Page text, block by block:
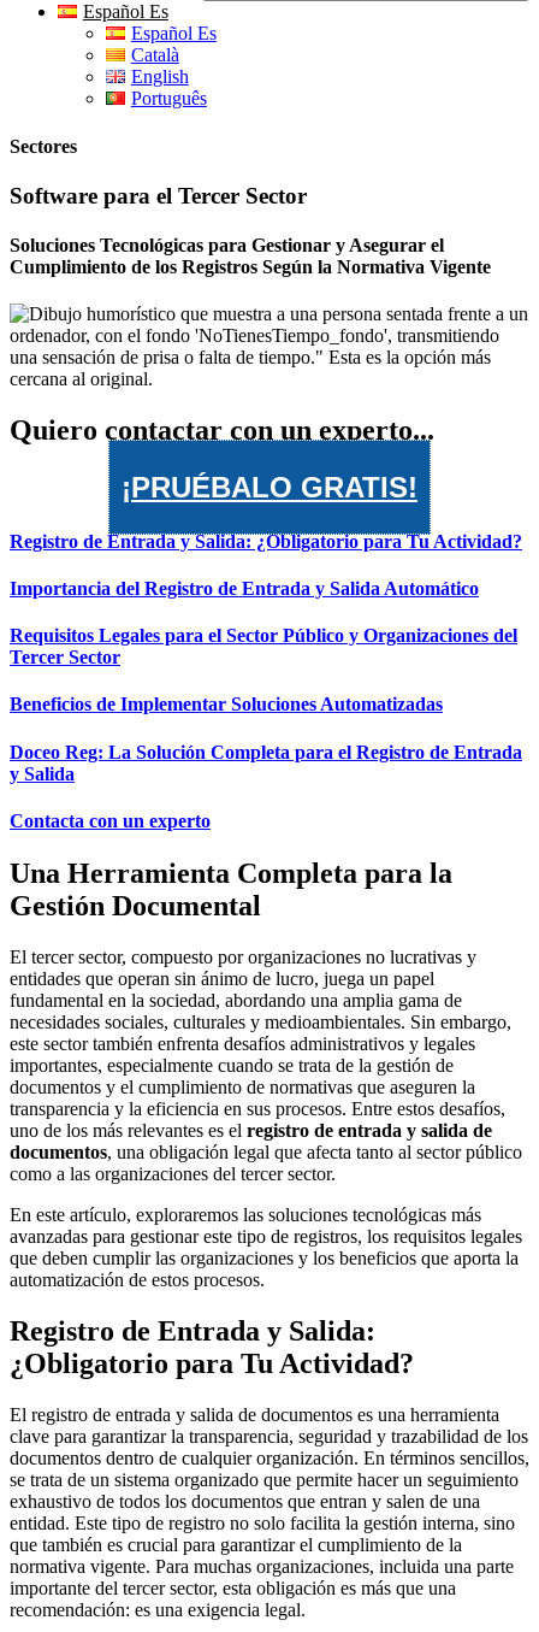
Español Es
Español Es
Català
English
Português
Sectores
Software para el Tercer Sector
Soluciones Tecnológicas para Gestionar y Asegurar el
Cumplimiento de los Registros Según la Normativa Vigente
Quiero contactar con un experto...
¡PRUÉBALO GRATIS!
Registro de Entrada y Salida: ¿Obligatorio para Tu Actividad?
Importancia del Registro de Entrada y Salida Automático
Requisitos Legales para el Sector Público y Organizaciones del
Tercer Sector
Beneficios de Implementar Soluciones Automatizadas
Doceo Reg: La Solución Completa para el Registro de Entrada
y Salida
Contacta con un experto
Una Herramienta Completa para la
Gestión Documental
El tercer sector, compuesto por organizaciones no lucrativas y
entidades que operan sin ánimo de lucro, juega un papel
fundamental en la sociedad, abordando una amplia gama de
necesidades sociales, culturales y medioambientales. Sin embargo,
este sector también enfrenta desafíos administrativos y legales
importantes, especialmente cuando se trata de la gestión de
documentos y el cumplimiento de normativas que aseguren la
transparencia y la eficiencia en sus procesos. Entre estos desafíos,
uno de los más relevantes es el registro de entrada y salida de
documentos, una obligación legal que afecta tanto al sector público
como a las organizaciones del tercer sector.
En este artículo, exploraremos las soluciones tecnológicas más
avanzadas para gestionar este tipo de registros, los requisitos legales
que deben cumplir las organizaciones y los beneficios que aporta la
automatización de estos procesos.
Registro de Entrada y Salida:
¿Obligatorio para Tu Actividad?
El registro de entrada y salida de documentos es una herramienta
clave para garantizar la transparencia, seguridad y trazabilidad de los
documentos dentro de cualquier organización. En términos sencillos,
se trata de un sistema organizado que permite hacer un seguimiento
exhaustivo de todos los documentos que entran y salen de una
entidad. Este tipo de registro no solo facilita la gestión interna, sino
que también es crucial para garantizar el cumplimiento de la
normativa vigente. Para muchas organizaciones, incluida una parte
importante del tercer sector, esta obligación es más que una
recomendación: es una exigencia legal.